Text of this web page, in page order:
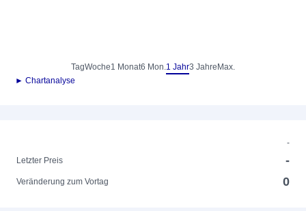
TagWoche1 Monat6 Mon.1 Jahr3 Jahre Max.
► Chartanalyse
-
Letzter Preis
-
Veränderung zum Vortag 0